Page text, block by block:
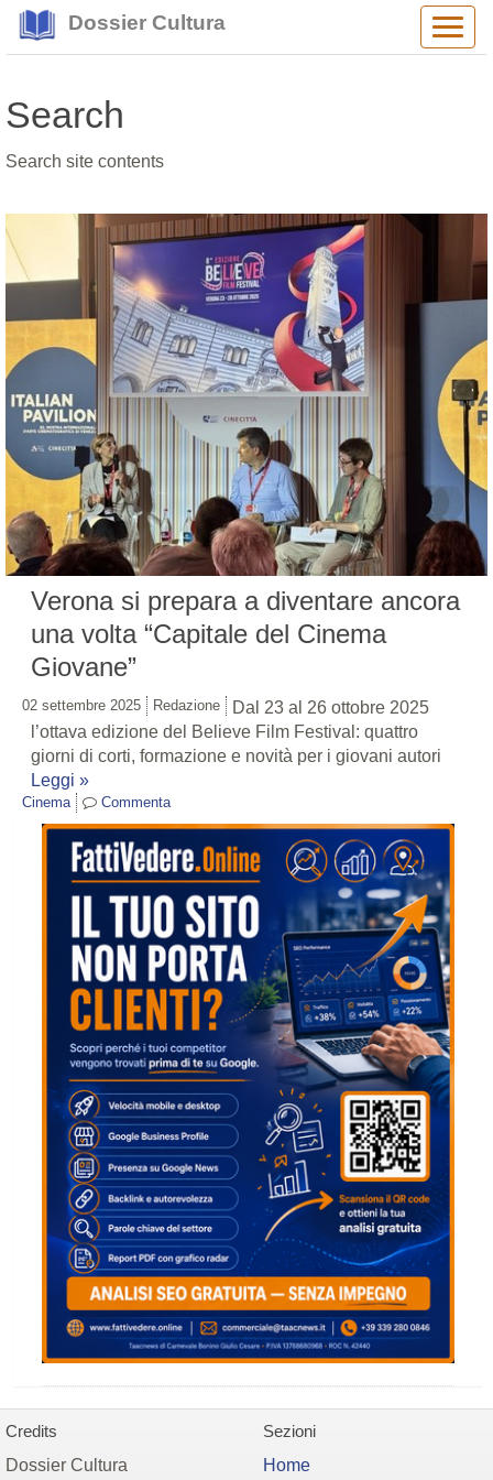
Dossier Cultura
Search
Search site contents
Verona si prepara a diventare ancora
una volta “Capitale del Cinema
Giovane”
02 settembre 2025 Redazione
Dal 23 al 26 ottobre 2025
l’ottava edizione del Believe Film Festival: quattro
giorni di corti, formazione e novità per i giovani autori
Leggi »
Cinema Commenta
Credits
Dossier Cultura
Sezioni
Home